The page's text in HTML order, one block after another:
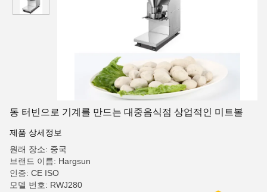
동 터빈으로 기계를 만드는 대중음식점 상업적인 미트볼
제품 상세정보
원래 장소: 중국
브랜드 이름: Hargsun
인증: CE ISO
모델 번호: RWJ280